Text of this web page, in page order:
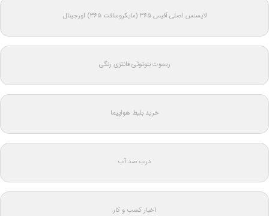
لایسنس اصلی آفیس ۳۶۵ (مایکروسافت ۳۶۵) اورجینال
ریموت بلوتوثی فانتزی رنگی
خرید بلیط هواپیما
درب ضد آب
اخبار کسب و کار